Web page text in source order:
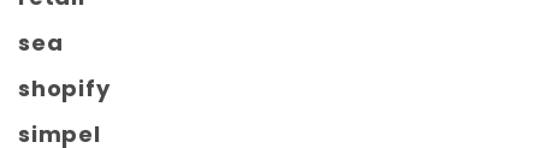
sea
shopify
simpel